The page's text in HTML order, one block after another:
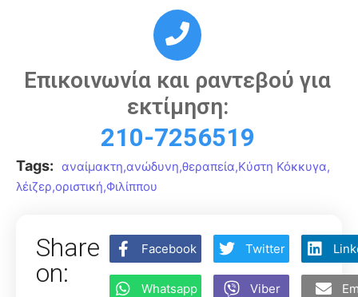
Επικοινωνία και ραντεβού για
εκτίμηση:
210-7256519
Tags: αναίμακτη,ανώδυνη,θεραπεία,Κύστη Κόκκυγα,
λέιζερ,οριστική,Φιλίππου
Share
on:
Facebook Twitter
Whatsapp Viber